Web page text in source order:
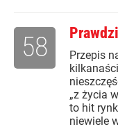
Przepis
„z życia
to hit
niewiele
58